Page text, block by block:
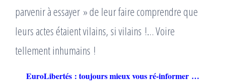
parvenir à essayer » de leur faire comprendre que
leurs actes étaient vilains, si vilains !… Voire
tellement inhumains !
EuroLibertés : toujours mieux vous ré-informer …